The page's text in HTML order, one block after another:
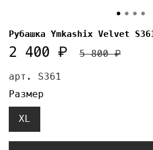
арт. S361
Рубашка Ymkashix Velvet
2 400 ₽ 5 800 ₽
Размер
XL